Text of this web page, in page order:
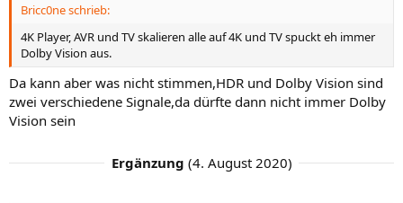
Bricc0ne schrieb:
4K Player, AVR und TV skalieren alle auf 4K und TV spuckt eh immer
Dolby Vision aus.
Da kann aber was nicht stimmen,HDR und Dolby Vision sind
zwei verschiedene Signale,da dürfte dann nicht immer Dolby
Vision sein
Ergänzung (4. August 2020)